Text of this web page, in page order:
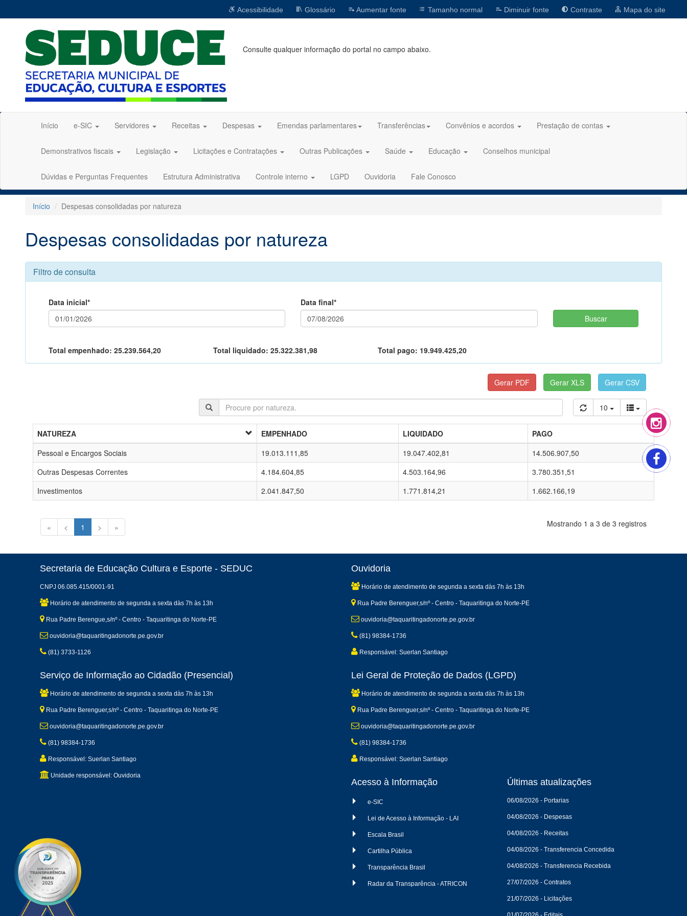
Acessibilidade Glossário Aumentar fonte Tamanho normal Diminuir fonte Contraste Mapa do site
Consulte qualquer informação do portal no campo abaixo.
Início e-SIC Servidores Receitas Despesas Emendas parlamentares Transferências Convênios e acordos Prestação de contas
Demonstrativos fiscais Legislação Licitações e Contratações Outras Publicações Saúde Educação Conselhos municipal
Dúvidas e Perguntas Frequentes Estrutura Administrativa Controle interno LGPD Ouvidoria Fale Conosco
Início Despesas consolidadas por natureza
Despesas consolidadas por natureza
Filtro de consulta
Data inicial* Data final*
Total empenhado: 25.239.564,20 Total liquidado: 25.322.381,98 Total pago: 19.949.425,20
10
NATUREZA EMPENHADO LIQUIDADO
PAGO
Pessoal e Encargos Sociais
19.013.111,85 19.047.402,81
14.506.907,50
Outras Despesas Correntes
4.184.604,85 4.503.164,96
3.780.351,51
Investimentos
2.041.847,50 1.771.814,21 1.662.166,19
« < 1 > » Mostrando 1 a 3 de 3 registros
Secretaria de Educação Cultura e Esporte - SEDUC
CNPJ 06.085.415/0001-91
Horário de atendimento de segunda a sexta dàs 7h às 13h
Rua Padre Berengue,s/nº - Centro - Taquaritinga do Norte-PE
ouvidoria@taquaritingadonorte.pe.gov.br
(81) 3733-1126
Ouvidoria
Horário de atendimento de segunda a sexta dàs 7h às 13h
Rua Padre Berenguer,s/nº - Centro - Taquaritinga do Norte-PE
ouvidoria@taquaritingadonorte.pe.gov.br
(81) 98384-1736
Responsável: Suerlan Santiago
Serviço de Informação ao Cidadão (Presencial)
Horário de atendimento de segunda a sexta dàs 7h às 13h
Rua Padre Berenguer,s/nº - Centro - Taquaritinga do Norte-PE
ouvidoria@taquaritingadonorte.pe.gov.br
(81) 98384-1736
Responsável: Suerlan Santiago
Unidade responsável: Ouvidoria
Lei Geral de Proteção de Dados (LGPD)
Horário de atendimento de segunda a sexta dàs 7h às 13h
Rua Padre Berenguer,s/nº - Centro - Taquaritinga do Norte-PE
ouvidoria@taquaritingadonorte.pe.gov.br
(81) 98384-1736
Responsável: Suerlan Santiago
Acesso à Informação
e-SIC
Lei de Acesso à Informação - LAI
Escala Brasil
Cartilha Pública
Transparência Brasil
Radar da Transparência - ATRICON
Últimas atualizações
06/08/2026 - Portarias
04/08/2026 - Despesas
04/08/2026 - Receitas
04/08/2026 - Transferencia Concedida
04/08/2026 - Transferencia Recebida
27/07/2026 - Contratos
21/07/2026 - Licitações